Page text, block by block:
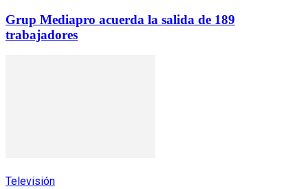
Grup Mediapro acuerda la salida de 189
trabajadores
Televisión